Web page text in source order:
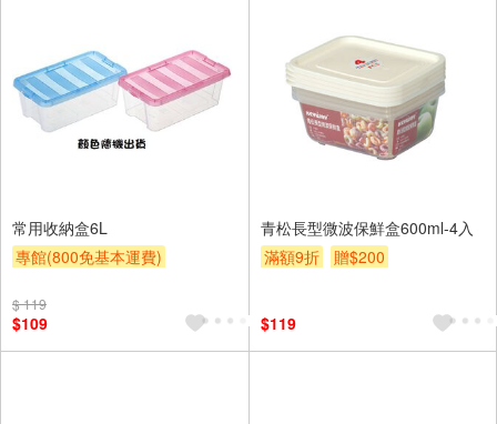
常用收納盒6L
專館(800免基本運費)
$ 119
$109
青松長型微波保鮮盒600ml-4入
滿額9折
贈$200
$119